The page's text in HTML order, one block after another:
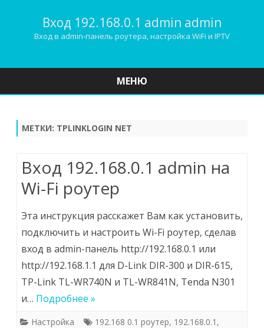
Вход 192.168.0.1 admin admin
Вход в admin-панель роутера, настройка WiFi и IPTV
МЕНЮ
МЕТКИ: TPLINKLOGIN NET
Вход 192.168.0.1 admin на
Wi-Fi роутер
Эта инструкция расскажет Вам как установить,
подключить и настроить Wi-Fi роутер, сделав
вход в admin-панель http://192.168.0.1 или
http://192.168.1.1 для D-Link DIR-300 и DIR-615,
TP-Link TL-WR740N и TL-WR841N, Tenda N301
и… Подробнее »
Настройка 192.168 0.1 роутер, 192.168.0.1 ,